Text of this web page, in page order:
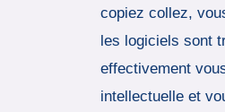
copiez collez,
les logiciels sont
effectivement
intellectuelle et